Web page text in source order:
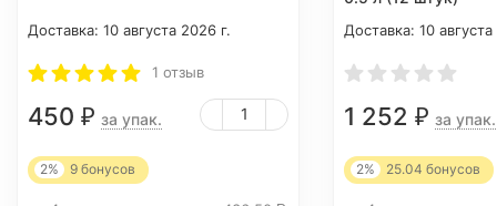
Доставка: 10 августа 2026 г.
1 отзыв
450 ₽ за упак.
2% 9 бонусов
Доставка: 10
1 252 ₽ за упак.
2% 25.04 бонусов